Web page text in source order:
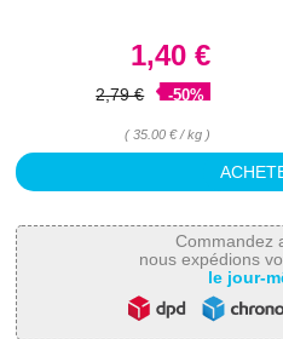
1,40 €
-50%
2,79 €
( 35.00 € / kg )
Commandez
nous expédions
le jour-